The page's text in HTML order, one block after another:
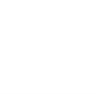
через